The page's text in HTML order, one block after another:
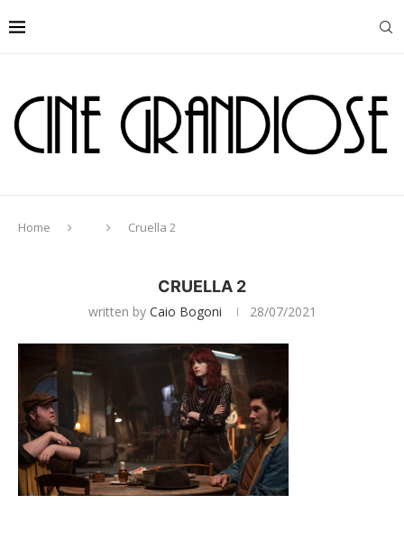
Home Cruella 2
CRUELLA 2
written by Caio Bogoni 28/07/2021